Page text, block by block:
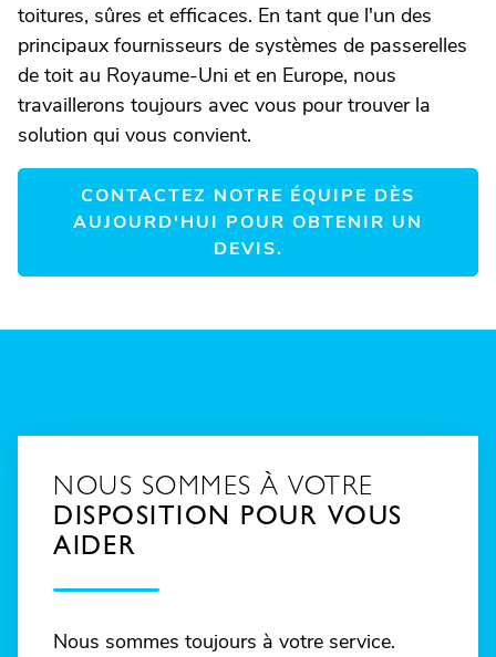
toitures, sûres et efficaces. En tant que l'un des
principaux fournisseurs de systèmes de passerelles
de toit au Royaume-Uni et en Europe, nous
travaillerons toujours avec vous pour trouver la
solution qui vous convient.
CONTACTEZ NOTRE ÉQUIPE DÈS
AUJOURD'HUI POUR OBTENIR UN
DEVIS.
NOUS SOMMES À VOTRE
DISPOSITION POUR VOUS
AIDER
Nous sommes toujours à votre service.